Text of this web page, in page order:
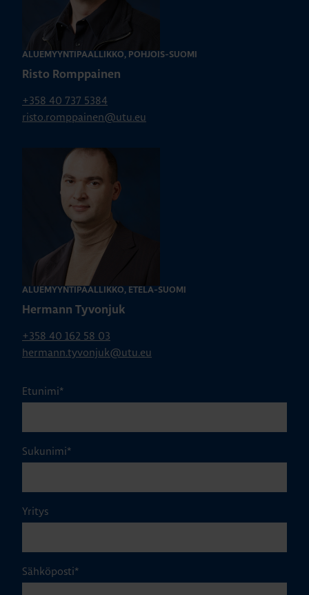
ALUEMYYNTIPÄÄLLIKKÖ, POHJOIS-SUOMI
Risto Romppainen
+358 40 737 5384
risto.romppainen@utu.eu
ALUEMYYNTIPÄÄLLIKKÖ, ETELÄ-SUOMI
Hermann Tyvonjuk
+358 40 162 58 03
hermann.tyvonjuk@utu.eu
Etunimi*
Sukunimi*
Yritys
Sähköposti*